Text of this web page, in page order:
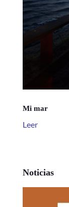
Mi mar
Leer
Noticias